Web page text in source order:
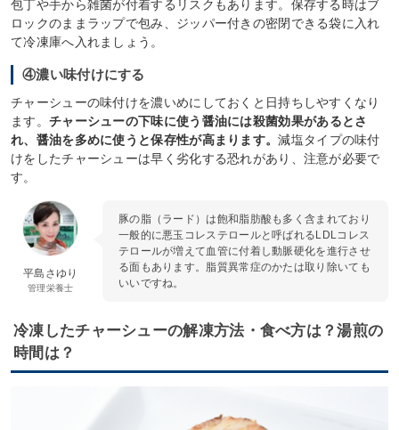
包丁や手から雑菌が付着するリスクもあります。保存する時はブ
ロックのままラップで包み、ジッパー付きの密閉できる袋に入れ
て冷凍庫へ入れましょう。
④濃い味付けにする
チャーシューの味付けを濃いめにしておくと日持ちしやすくなり
ます。 チャーシューの下味に使う醤油には殺菌効果があるとさ
れ、醤油を多めに使うと保存性が高まります。減塩タイプの味付
けをしたチャーシューは早く劣化する恐れがあり、注意が必要で
す。
平島さゆり
管理栄養士
豚の脂（ラード）は飽和脂肪酸も多く含まれており
一般的に悪玉コレステロールと呼ばれるLDLコレス
テロールが増えて血管に付着し動脈硬化を進行させ
る面もあります。脂質異常症のかたは取り除いても
いいですね。
冷凍したチャーシューの解凍方法・食べ方は？湯煎の
時間は？